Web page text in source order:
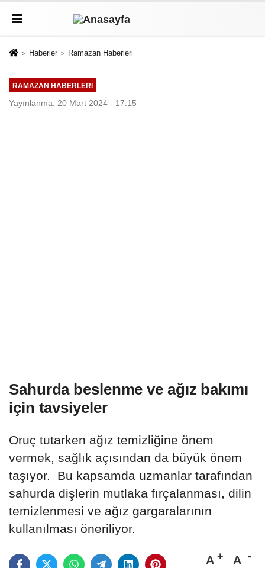
Haberler Ramazan Haberleri
RAMAZAN HABERLERI
Yayınlanma: 20 Mart 2024 - 17:15
Sahurda beslenme ve ağız bakımı
için tavsiyeler
Oruç tutarken ağız temizliğine önem
vermek, sağlık açısından da büyük önem
taşıyor. Bu kapsamda uzmanlar tarafından
sahurda dişlerin mutlaka fırçalanması, dilin
temizlenmesi ve ağız gargaralarının
kullanılması öneriliyor.
A A